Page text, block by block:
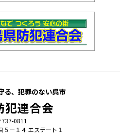
る、犯罪のない呉市
犯連合会
737-0811
５－１４ エステート１